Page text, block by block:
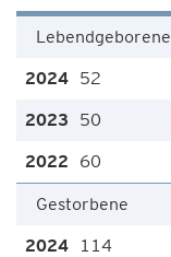
Lebendgeborene
52
50
60
Gestorbene
114